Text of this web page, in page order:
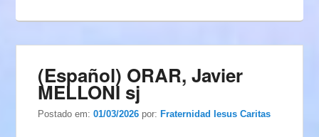
(Español) ORAR, Javier
MELLONI sj
Postado em:01/03/2026 por: Fraternidad Iesus Caritas